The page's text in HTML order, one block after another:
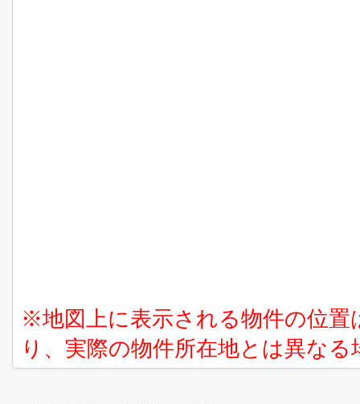
※地図上に表示される物件の位
り、実際の物件所在地とは異な